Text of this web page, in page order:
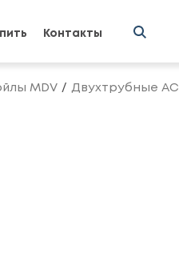
Контакты
MDV
Двухтрубные AC